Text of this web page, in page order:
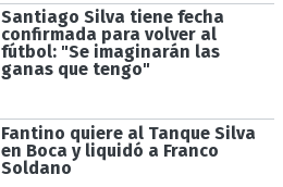
Santiago Silva tiene fecha
confirmada para volver al
fútbol: "Se imaginarán las
ganas que tengo"
Fantino quiere al Tanque Silva
en Boca y liquidó a Franco
Soldano